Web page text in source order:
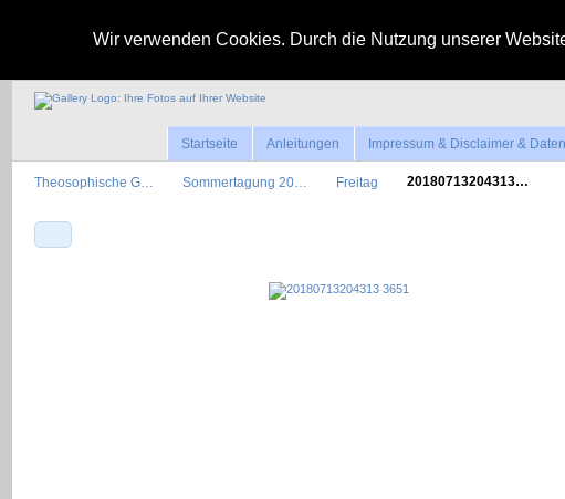
Wir verwenden Cookies. Durch die Nutzung unserer
Startseite Anleitungen Impressum & Disclaimer &
Theosophische G… Sommertagung 20… Freitag 20180713204313…